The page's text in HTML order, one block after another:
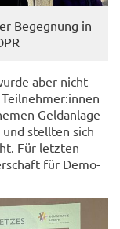
Be­geg­nung in
aber nicht
Geld­an­la­ge
stell­ten sich
Für letz­ten
für De­mo­